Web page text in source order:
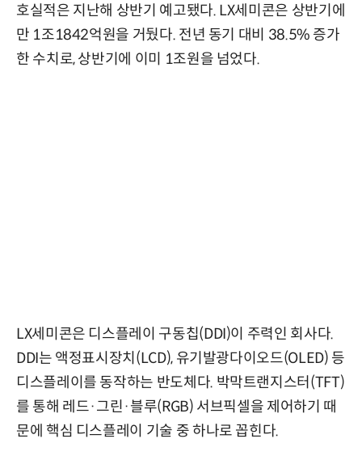
호실적은 지난해 상반기 예고됐다. LX세미콘은 상반기에
만 1조1842억원을 거뒀다. 전년 동기 대비 38.5% 증가
한 수치로, 상반기에 이미 1조원을 넘었다.
LX세미콘은 디스플레이 구동칩(DDI)이 주력인 회사다.
DDI는 액정표시장치(LCD), 유기발광다이오드(OLED) 등
디스플레이를 동작하는 반도체다. 박막트랜지스터(TFT)
를 통해 레드·그린·블루(RGB) 서브픽셀을 제어하기 때
문에 핵심 디스플레이 기술 중 하나로 꼽힌다.